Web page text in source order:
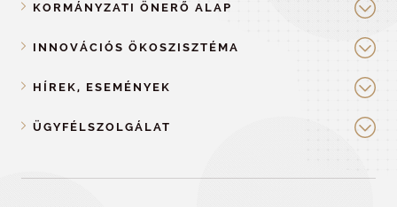
KORMÁNYZATI ÖNERŐ ALAP
INNOVÁCIÓS ÖKOSZISZTÉMA
HÍREK, ESEMÉNYEK
ÜGYFÉLSZOLGÁLAT